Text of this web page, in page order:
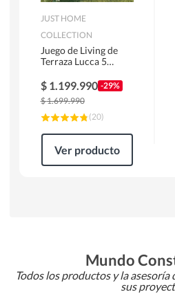
JUST HOME
COLLECTION
Juego de Living de
Terraza Lucca 5
$ 1.199.990 -29%
$1.699.990
(20)
Ver producto
Mundo
Todos los productos y la
sus